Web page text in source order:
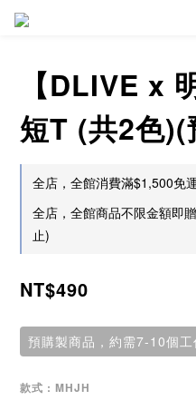
【DLIVE x
短T (共2色)(
全店，全館消費滿$1,500免
全店，全館商品不限金額即
止)
NT$490
預購製商品，約需7-10個
款式 : MHJH